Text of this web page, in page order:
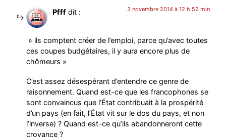
Pfff dit : 3 novembre 2014 à 12 h 52 min
» ils comptent créer de l’emploi, parce qu’avec toutes
ces coupes budgétaires, il y aura encore plus de
chômeurs »
C’est assez désespérant d’entendre ce genre de
raisonnement. Quand est-ce que les francophones se
sont convaincus que l’État contribuait à la prospérité
d’un pays (en fait, l’État vit sur le dos du pays, et non
l’inverse) ? Quand est-ce qu’ils abandonneront cette
croyance ?